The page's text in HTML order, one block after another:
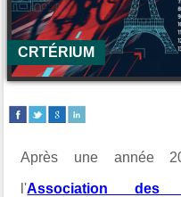
CRTÉRIUM
Après une année
l'Association des